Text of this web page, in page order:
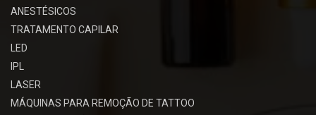
ANESTÉSICOS
TRATAMENTO CAPILAR
LED
IPL
LASER
MÁQUINAS PARA REMOÇÃO DE TATTOO